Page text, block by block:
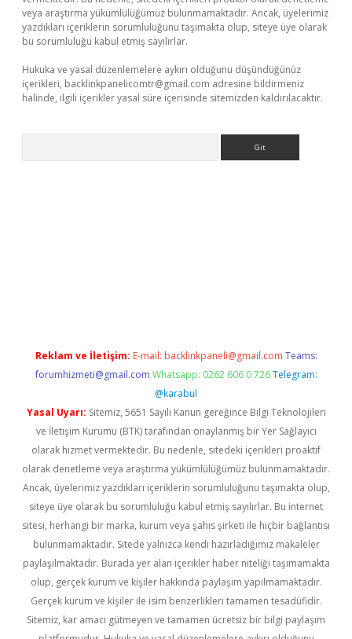
veya araştırma yükümlülüğümüz bulunmamaktadır. Ancak, üyelerimiz
yazdıkları içeriklerin sorumluluğunu taşımakta olup, siteye üye olarak
bu sorumluluğu kabul etmiş sayılırlar.
Hukuka ve yasal düzenlemelere aykırı olduğunu düşündüğünüz
içerikleri, backlinkpanelicomtr@gmail.com adresine bildirmeniz
halinde, ilgili içerikler yasal süre içerisinde sitemizden kaldırılacaktır.
Reklam ve İletişim: E-mail: backlinkpaneli@gmail.com Teams:
forumhizmeti@gmail.com Whatsapp: 0262 606 0 726 Telegram:
@karabul
Yasal Uyarı: Sitemiz, 5651 Sayılı Kanun gereğince Bilgi Teknolojileri
ve İletişim Kurumu (BTK) tarafından onaylanmış bir Yer Sağlayıcı
olarak hizmet vermektedir. Bu nedenle, sitedeki içerikleri proaktif
olarak denetleme veya araştırma yükümlülüğümüz bulunmamaktadır.
Ancak, üyelerimiz yazdıkları içeriklerin sorumluluğunu taşımakta olup,
siteye üye olarak bu sorumluluğu kabul etmiş sayılırlar. Bu internet
sitesi, herhangi bir marka, kurum veya şahıs şirketi ile hiçbir bağlantısı
bulunmamaktadır. Sitede yalnızca kendi hazırladığımız makaleler
paylaşılmaktadır. Burada yer alan içerikler haber niteliği taşımamakta
olup, gerçek kurum ve kişiler hakkında paylaşım yapılmamaktadır.
Gerçek kurum ve kişiler ile isim benzerlikleri tamamen tesadüfidir.
Sitemiz, kar amacı gütmeyen ve tamamen ücretsiz bir bilgi paylaşım